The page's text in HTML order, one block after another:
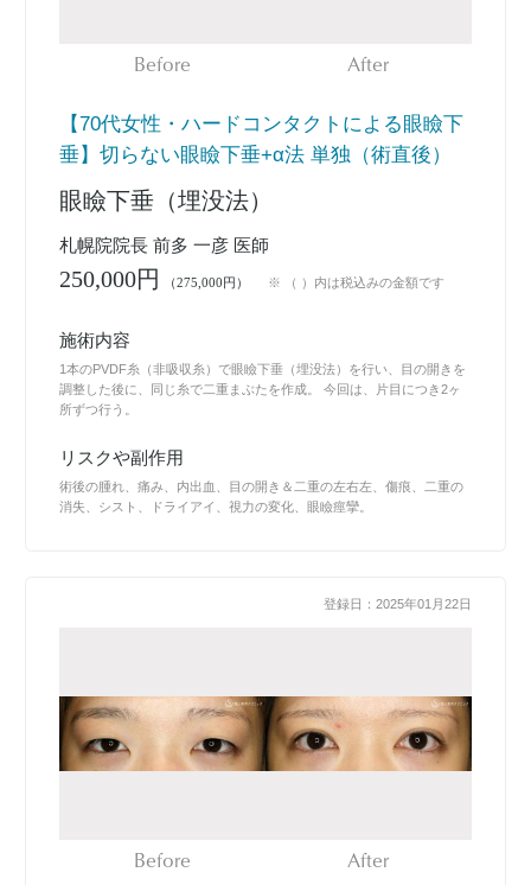
Before After
【70代女性・ハードコンタクトによる眼瞼下
垂】切らない眼瞼下垂+α法 単独（術直後）
眼瞼下垂（埋没法）
札幌院院長 前多 一彦 医師
250,000円 （275,000円） ※ （ ）内は税込みの金額です
施術内容
1本のPVDF糸（非吸収糸）で眼瞼下垂（埋没法）を行い、目の開きを
調整した後に、同じ糸で二重まぶたを作成。 今回は、片目につき2ヶ
所ずつ行う。
リスクや副作用
術後の腫れ、痛み、内出血、目の開き＆二重の左右左、傷痕、二重の
消失、シスト、ドライアイ、視力の変化、眼瞼痙攣。
Before After
登録日：2025年01月22日